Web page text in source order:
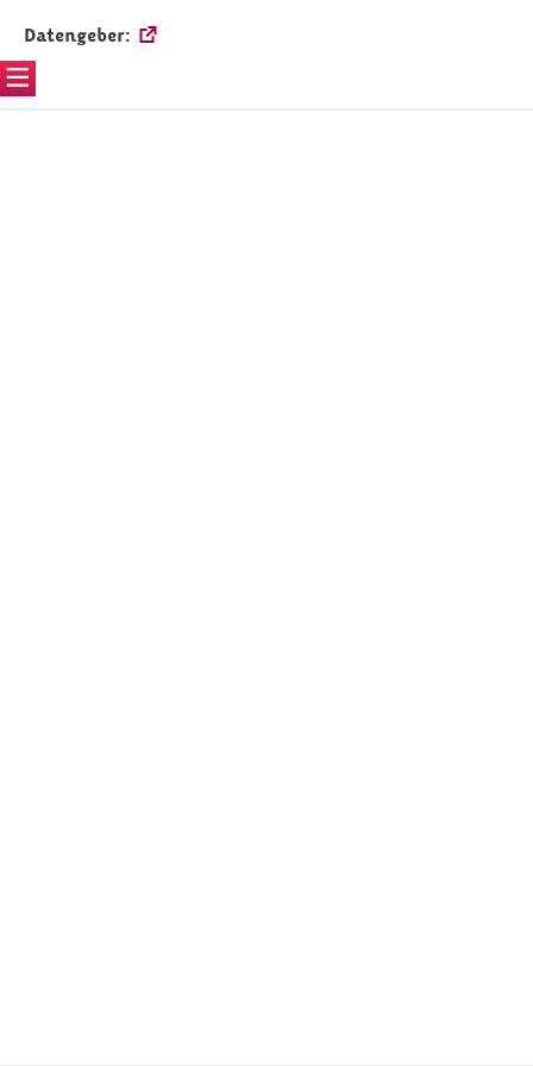
Datengeber: